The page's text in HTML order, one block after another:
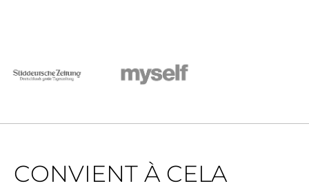
CONVIENT À CELA